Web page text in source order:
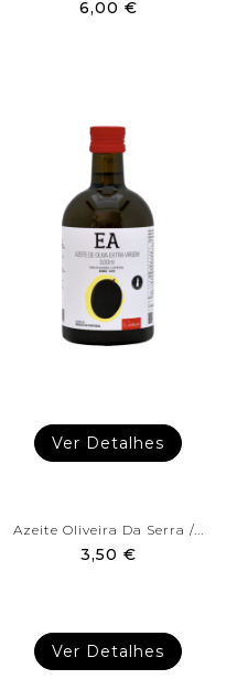
6,00 €
Ver Detalhes
Azeite Oliveira Da Serra /...
3,50 €
Ver Detalhes